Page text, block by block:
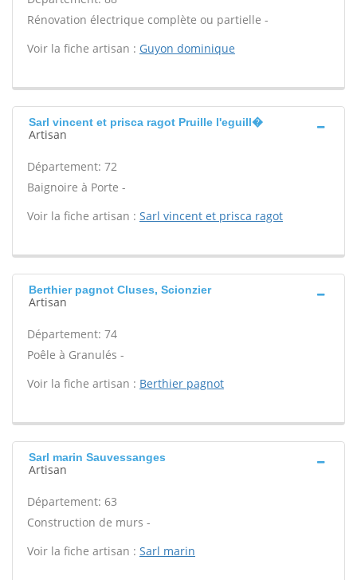
Rénovation électrique complète ou partielle -
Voir la fiche artisan : Guyon dominique
Sarl vincent et prisca ragot Pruille l'eguill�
Artisan
Département: 72
Baignoire à Porte -
Voir la fiche artisan : Sarl vincent et prisca ragot
Berthier pagnot Cluses, Scionzier
Artisan
Département: 74
Poêle à Granulés -
Voir la fiche artisan : Berthier pagnot
Sarl marin Sauvessanges
Artisan
Département: 63
Construction de murs -
Voir la fiche artisan : Sarl marin